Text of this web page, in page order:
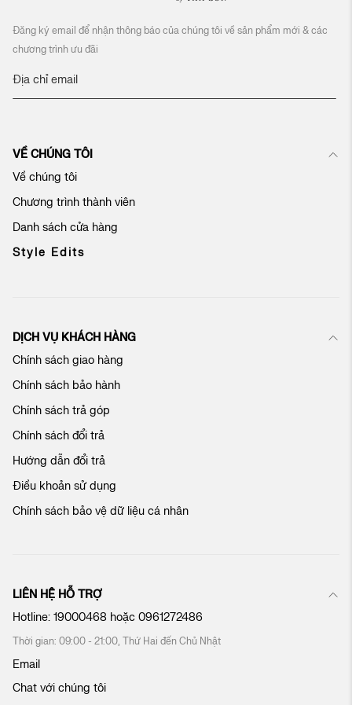
Đăng ký email để nhận thông báo của chúng tôi về sản phẩm mới & các
chương trình ưu đãi
Đ
ý
n
ậ
n
b
ả
c
ủ
a
h
ú
g
t
i
VỀ CHÚNG TÔI
Về chúng tôi
Chương trình thành viên
Danh sách cửa hàng
Style Edits
DỊCH VỤ KHÁCH HÀNG
Chính sách giao hàng
Chính sách bảo hành
Chính sách trả góp
Chính sách đổi trả
Hướng dẫn đổi trả
Điều khoản sử dụng
Chính sách bảo vệ dữ liệu cá nhân
LIÊN HỆ HỖ TRỢ
Hotline: 19000468 hoặc 0961272486
Thời gian: 09:00 - 21:00, Thứ Hai đến Chủ Nhật
Email
Chat với chúng tôi